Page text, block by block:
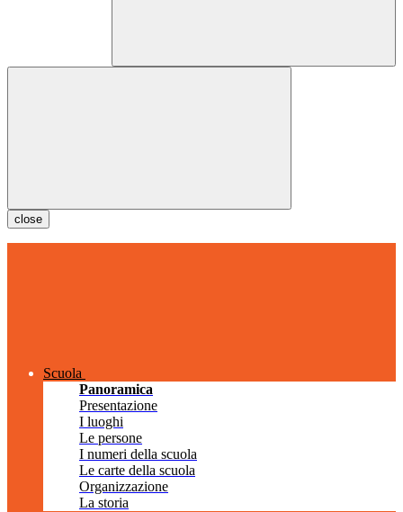
close
Scuola
Panoramica
Presentazione
I luoghi
Le persone
I numeri della scuola
Le carte della scuola
Organizzazione
La storia